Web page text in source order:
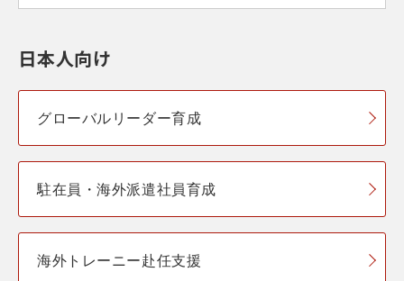
日本人向け
グローバルリーダー育成
駐在員・海外派遣社員育成
海外トレーニー赴任支援